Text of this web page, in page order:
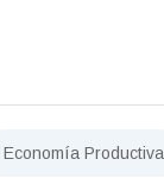
Economía Productiva